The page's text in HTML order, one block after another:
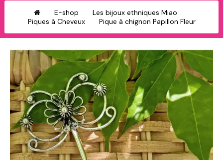
E-shop
Les bijoux ethniques Miao
Piques à Cheveux
Pique à chignon Papillon Fleur